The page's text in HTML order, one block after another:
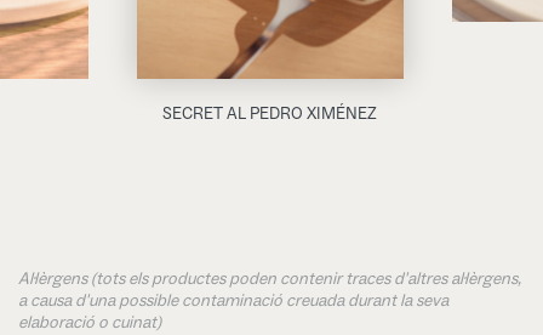
SECRET AL PEDRO XIMÉNEZ
Al·lèrgens (tots els productes poden contenir traces d'altres al·lèrgens,
a causa d'una possible contaminació creuada durant la seva
elaboració o cuinat)